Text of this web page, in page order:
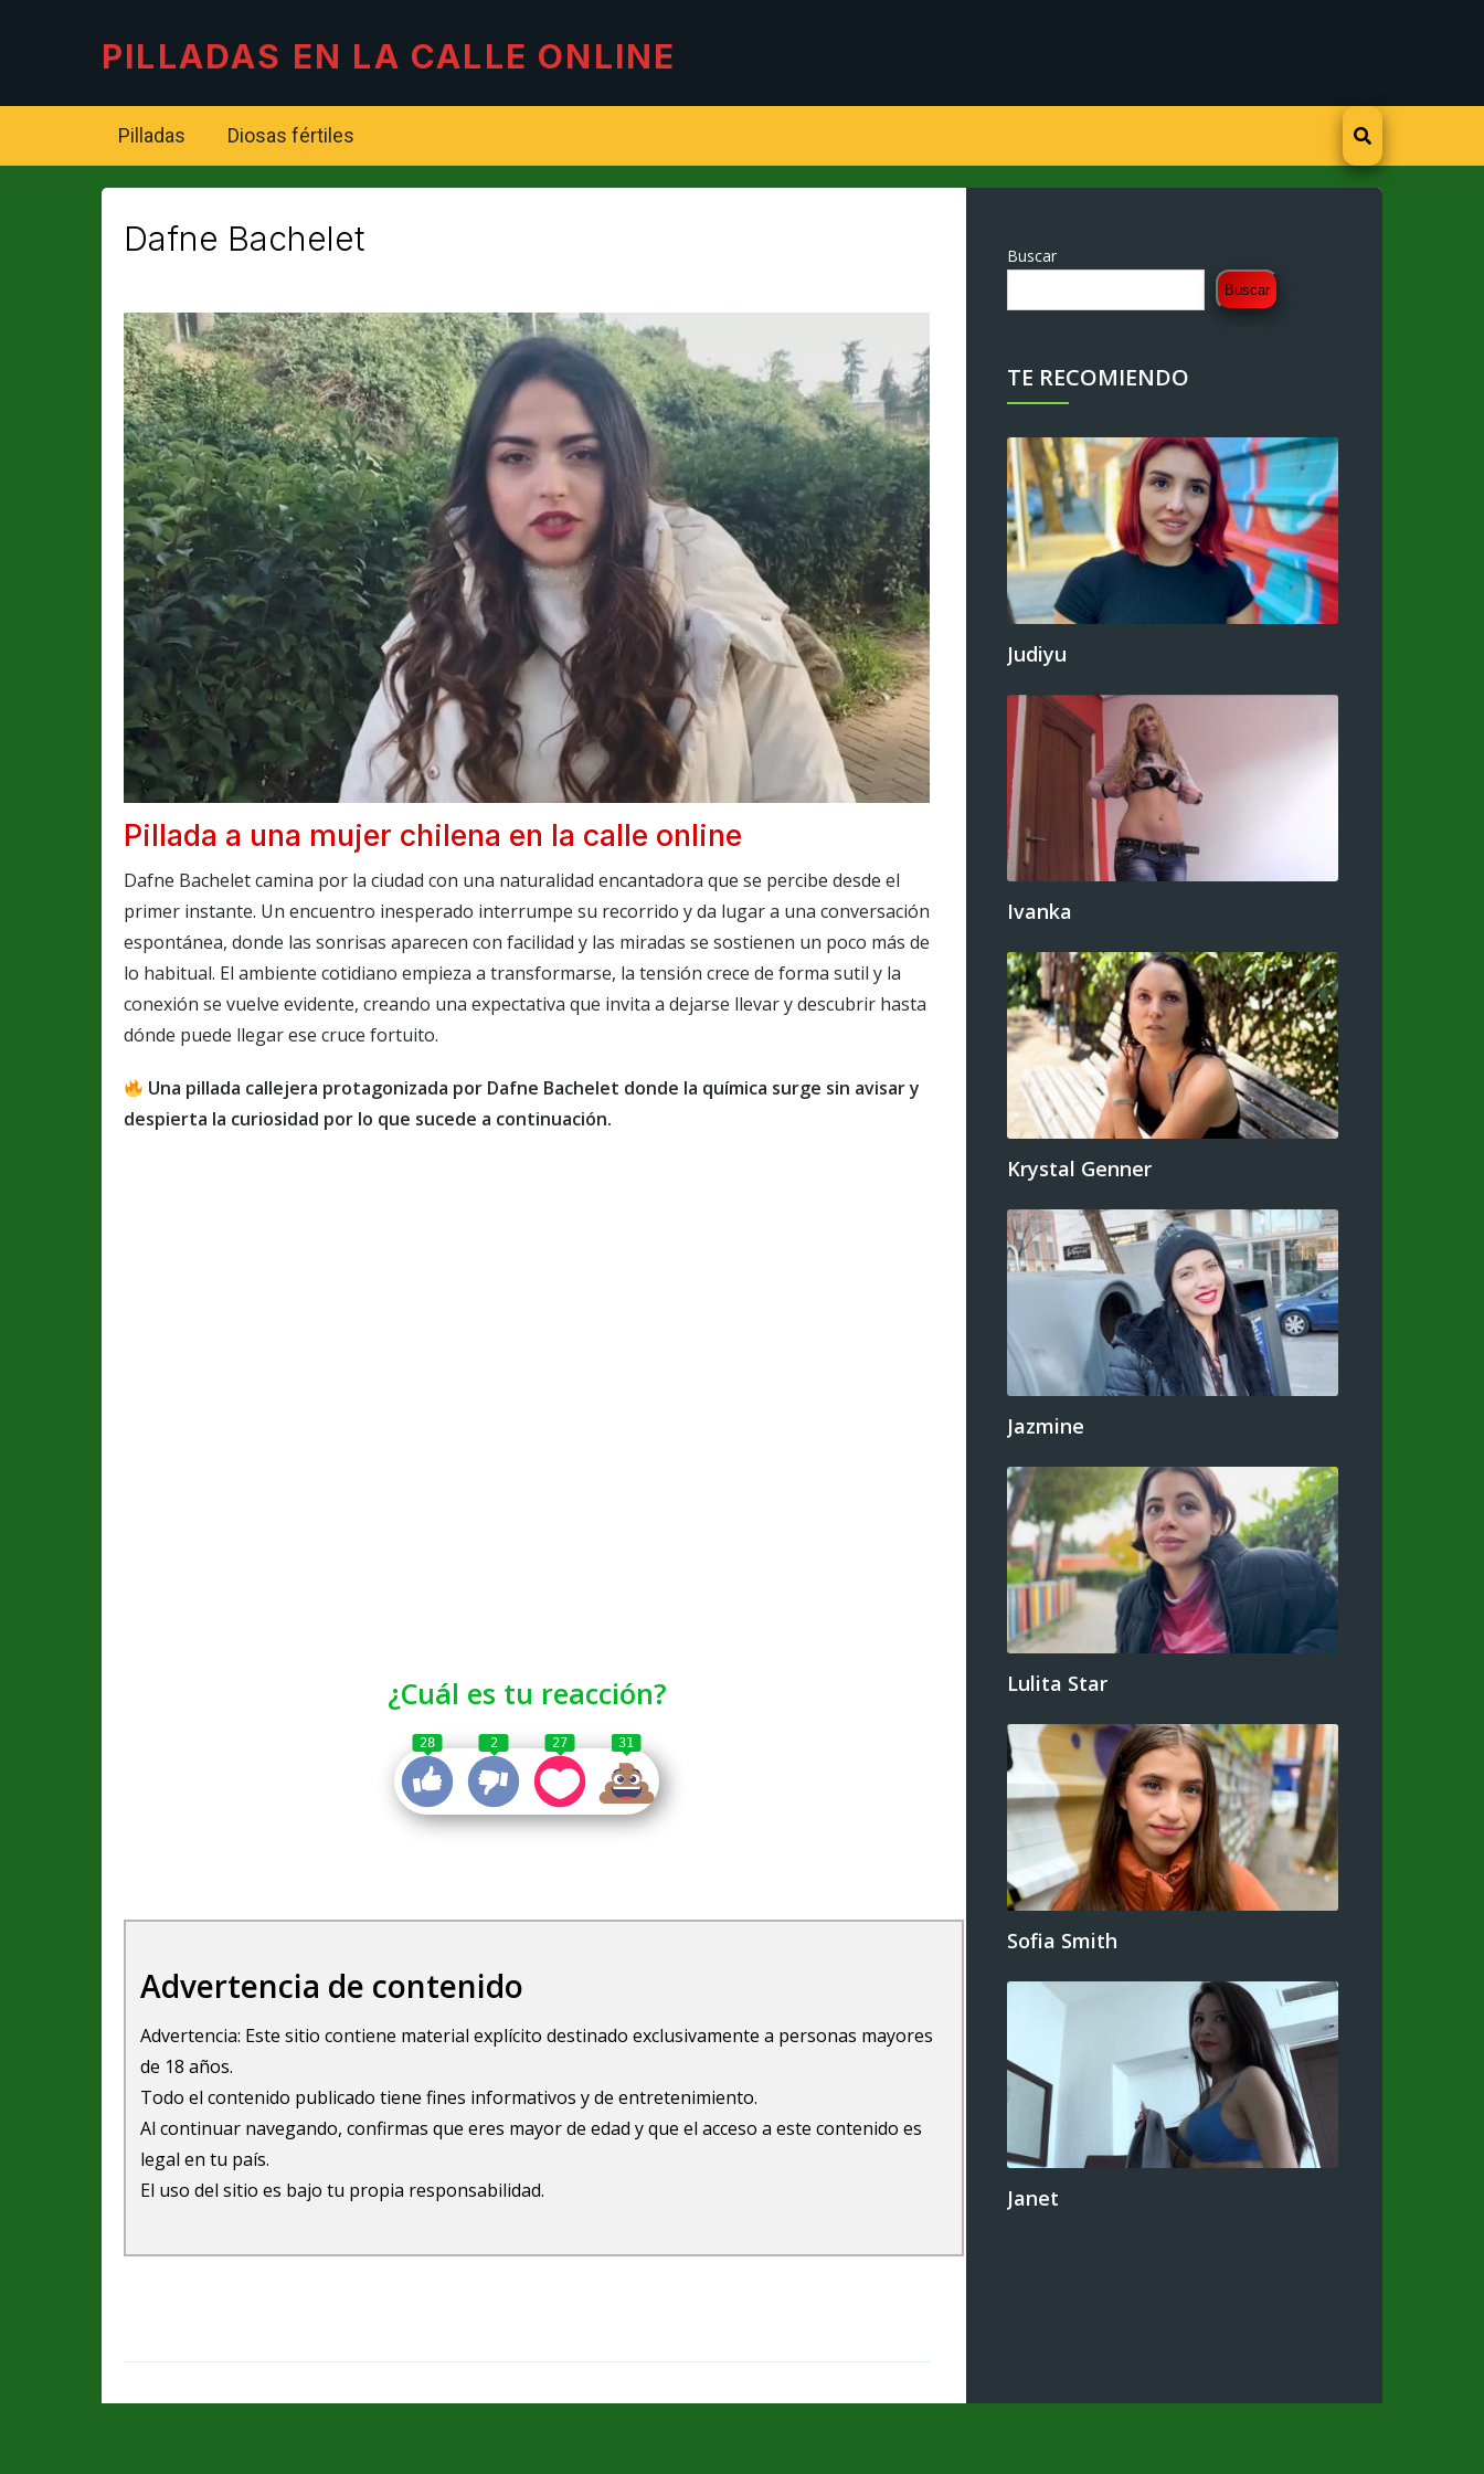
PILLADAS EN LA CALLE ONLINE
Pilladas Diosas fértiles
Dafne Bachelet
Pillada a una mujer chilena en la calle online
Dafne Bachelet camina por la ciudad con una naturalidad encantadora que se percibe desde el
primer instante. Un encuentro inesperado interrumpe su recorrido y da lugar a una conversación
espontánea, donde las sonrisas aparecen con facilidad y las miradas se sostienen un poco más de
lo habitual. El ambiente cotidiano empieza a transformarse, la tensión crece de forma sutil y la
conexión se vuelve evidente, creando una expectativa que invita a dejarse llevar y descubrir hasta
dónde puede llegar ese cruce fortuito.
Una pillada callejera protagonizada por Dafne Bachelet donde la química surge sin avisar y
despierta la curiosidad por lo que sucede a continuación.
¿Cuál es tu reacción?
28 2 27 31
Advertencia de contenido
Advertencia: Este sitio contiene material explícito destinado exclusivamente a personas mayores
de 18 años.
Todo el contenido publicado tiene fines informativos y de entretenimiento.
Al continuar navegando, confirmas que eres mayor de edad y que el acceso a este contenido es
legal en tu país.
El uso del sitio es bajo tu propia responsabilidad.
Buscar
Buscar
TE RECOMIENDO
Judiyu
Ivanka
Krystal Genner
Jazmine
Lulita Star
Sofia Smith
Janet